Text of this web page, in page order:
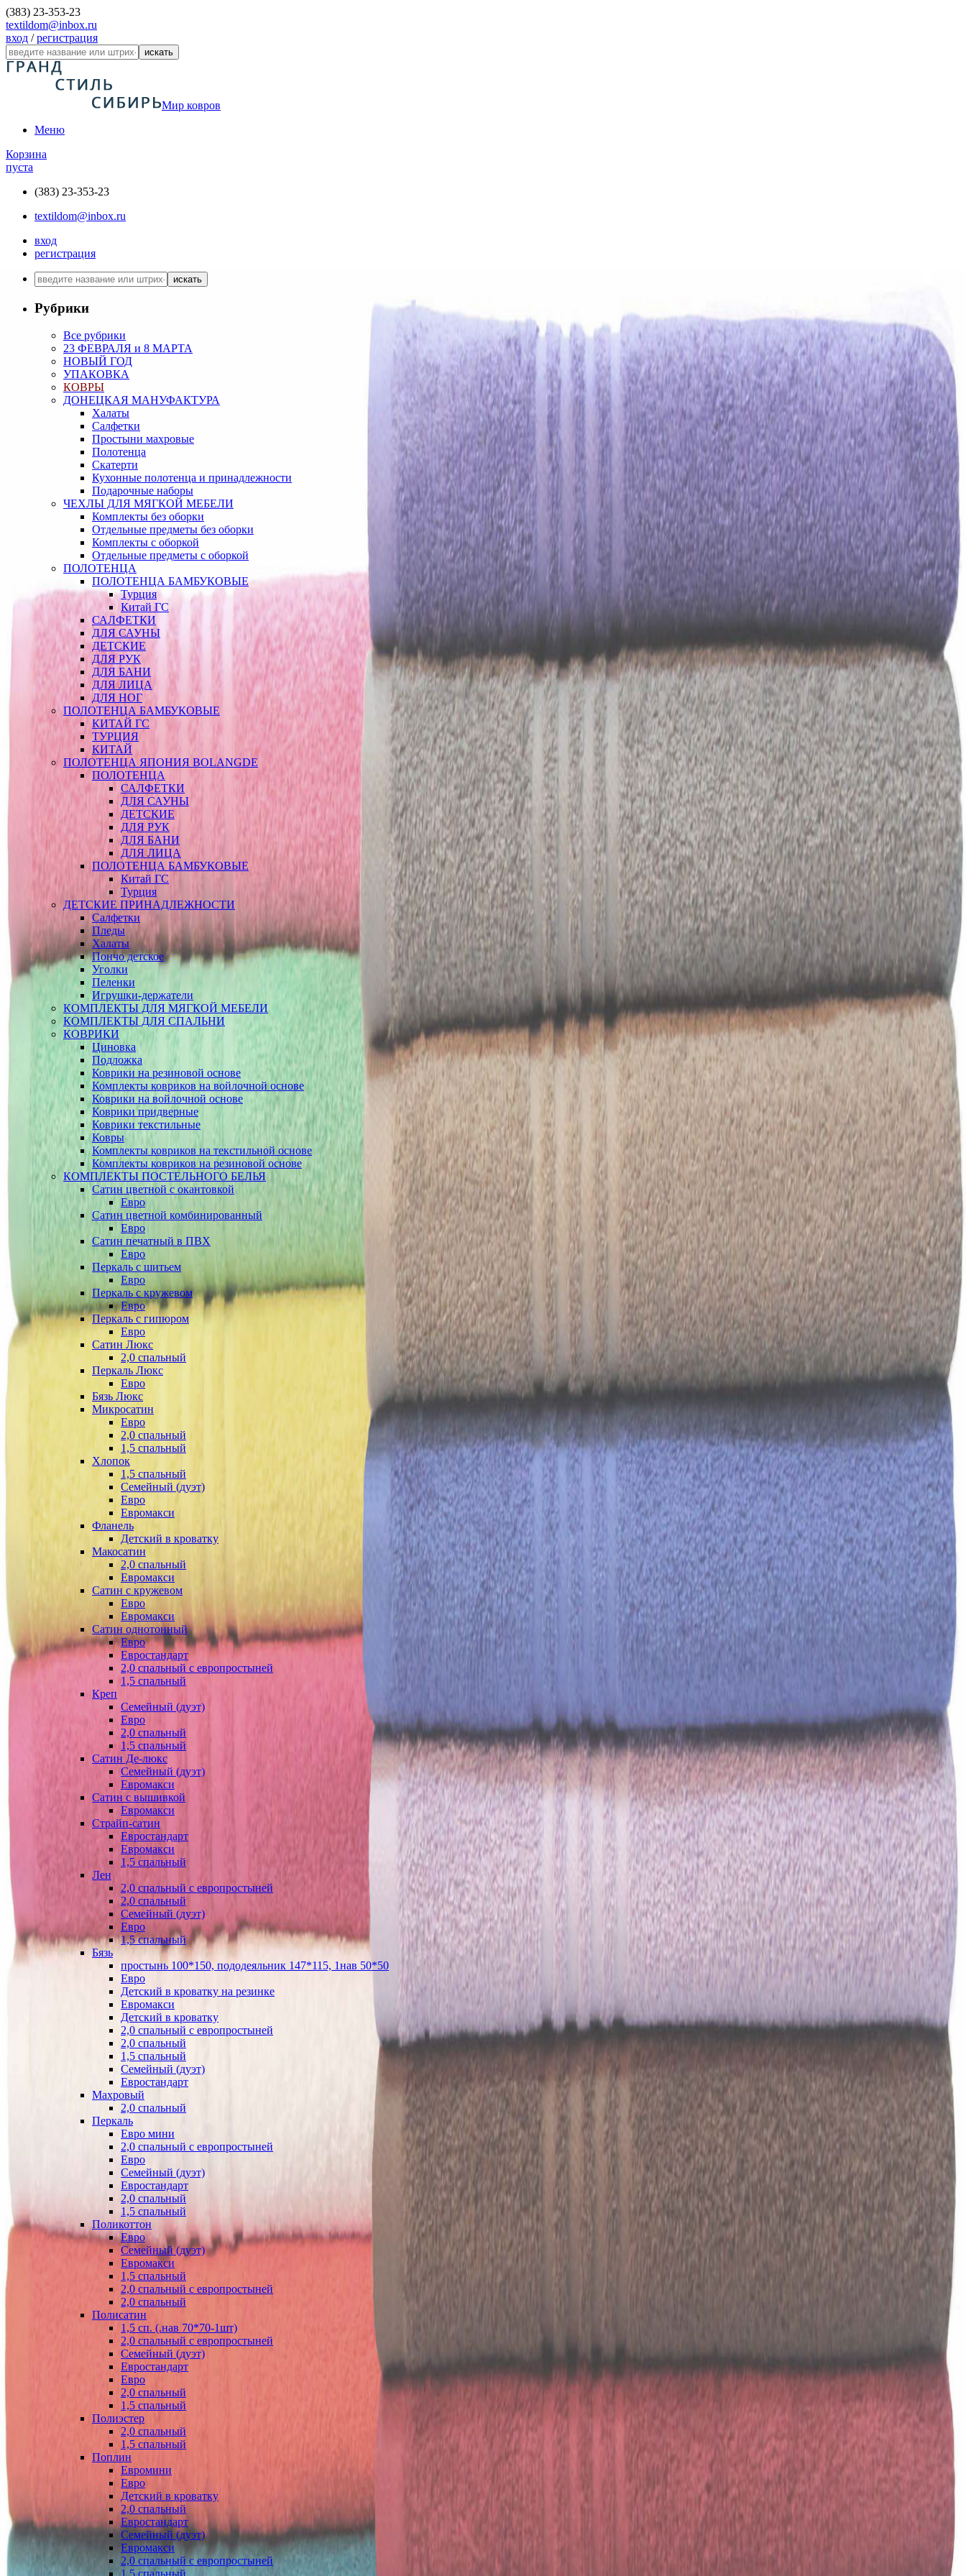
(383) 23-353-23
textildom@inbox.ru
вход /регистрация
искать
Мир ковров
Меню
Корзина
пуста
(383) 23-353-23
textildom@inbox.ru
вход
регистрация
искать
Рубрики
Все рубрики
23 ФЕВРАЛЯ и 8 МАРТА
НОВЫЙ ГОД
УПАКОВКА
КОВРЫ
ДОНЕЦКАЯ МАНУФАКТУРА
Халаты
Салфетки
Простыни махровые
Полотенца
Скатерти
Кухонные полотенца и принадлежности
Подарочные наборы
ЧЕХЛЫ ДЛЯ МЯГКОЙ МЕБЕЛИ
Комплекты без оборки
Отдельные предметы без оборки
Комплекты с оборкой
Отдельные предметы с оборкой
ПОЛОТЕНЦА
ПОЛОТЕНЦА БАМБУКОВЫЕ
Турция
Китай ГС
САЛФЕТКИ
ДЛЯ САУНЫ
ДЕТСКИЕ
ДЛЯ РУК
ДЛЯ БАНИ
ДЛЯ ЛИЦА
ДЛЯ НОГ
ПОЛОТЕНЦА БАМБУКОВЫЕ
КИТАЙ ГС
ТУРЦИЯ
КИТАЙ
ПОЛОТЕНЦА ЯПОНИЯ BOLANGDE
ПОЛОТЕНЦА
САЛФЕТКИ
ДЛЯ САУНЫ
ДЕТСКИЕ
ДЛЯ РУК
ДЛЯ БАНИ
ДЛЯ ЛИЦА
ПОЛОТЕНЦА БАМБУКОВЫЕ
Китай ГС
Турция
ДЕТСКИЕ ПРИНАДЛЕЖНОСТИ
Салфетки
Пледы
Халаты
Пончо детское
Уголки
Пеленки
Игрушки-держатели
КОМПЛЕКТЫ ДЛЯ МЯГКОЙ МЕБЕЛИ
КОМПЛЕКТЫ ДЛЯ СПАЛЬНИ
КОВРИКИ
Циновка
Подложка
Коврики на резиновой основе
Комплекты ковриков на войлочной основе
Коврики на войлочной основе
Коврики придверные
Коврики текстильные
Ковры
Комплекты ковриков на текстильной основе
Комплекты ковриков на резиновой основе
КОМПЛЕКТЫ ПОСТЕЛЬНОГО БЕЛЬЯ
Сатин цветной с окантовкой
Евро
Сатин цветной комбинированный
Евро
Сатин печатный в ПВХ
Евро
Перкаль с шитьем
Евро
Перкаль с кружевом
Евро
Перкаль с гипюром
Евро
Сатин Люкс
2,0 спальный
Перкаль Люкс
Евро
Бязь Люкс
Микросатин
Евро
2,0 спальный
1,5 спальный
Хлопок
1,5 спальный
Семейный (дуэт)
Евро
Евромакси
Фланель
Детский в кроватку
Макосатин
2,0 спальный
Евромакси
Сатин с кружевом
Евро
Евромакси
Сатин однотонный
Евро
Евростандарт
2,0 спальный с европростыней
1,5 спальный
Креп
Семейный (дуэт)
Евро
2,0 спальный
1,5 спальный
Сатин Де-люкс
Семейный (дуэт)
Евромакси
Сатин с вышивкой
Евромакси
Страйп-сатин
Евростандарт
Евромакси
1,5 спальный
Лен
2,0 спальный с европростыней
2,0 спальный
Семейный (дуэт)
Евро
1,5 спальный
Бязь
простынь 100*150, пододеяльник 147*115, 1нав 50*50
Евро
Детский в кроватку на резинке
Евромакси
Детский в кроватку
2,0 спальный с европростыней
2,0 спальный
1,5 спальный
Семейный (дуэт)
Евростандарт
Махровый
2,0 спальный
Перкаль
Евро мини
2,0 спальный с европростыней
Евро
Семейный (дуэт)
Евростандарт
2,0 спальный
1,5 спальный
Поликоттон
Евро
Семейный (дуэт)
Евромакси
1,5 спальный
2,0 спальный с европростыней
2,0 спальный
Полисатин
1,5 сп. (.нав 70*70-1шт)
2,0 спальный с европростыней
Семейный (дуэт)
Евростандарт
Евро
2,0 спальный
1,5 спальный
Полиэстер
2,0 спальный
1,5 спальный
Поплин
Евромини
Евро
Детский в кроватку
2,0 спальный
Евростандарт
Семейный (дуэт)
Евромакси
2,0 спальный с европростыней